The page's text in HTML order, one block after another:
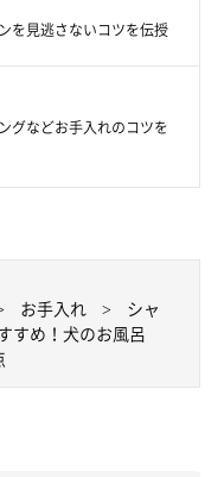
て下洗いをします。犬
を見逃さないコツを伝授
グなどお手入れのコツを
お手入れ
シャ
すめ！犬のお風呂